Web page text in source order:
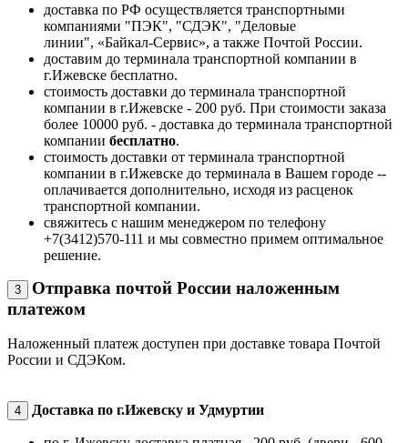
доставка по РФ осуществляется транспортными
компаниями "ПЭК", "СДЭК", "Деловые
линии", «Байкал-Сервис», а также Почтой России.
доставим до терминала транспортной компании в
г.Ижевске бесплатно.
стоимость доставки до терминала транспортной
компании в г.Ижевске - 200 руб. При стоимости заказа
более 10000 руб. - доставка до терминала транспортной
компании бесплатно.
стоимость доставки от терминала транспортной
компании в г.Ижевске до терминала в Вашем городе --
оплачивается дополнительно, исходя из расценок
транспортной компании.
свяжитесь с нашим менеджером по телефону
+7(3412)570-111 и мы совместно примем оптимальное
решение.
3
Отправка почтой России наложенным
платежом
Наложенный платеж доступен при доставке товара Почтой
России и СДЭКом.
4 Доставка по г.Ижевску и Удмуртии